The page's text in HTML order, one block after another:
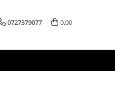
0727379077 0,00